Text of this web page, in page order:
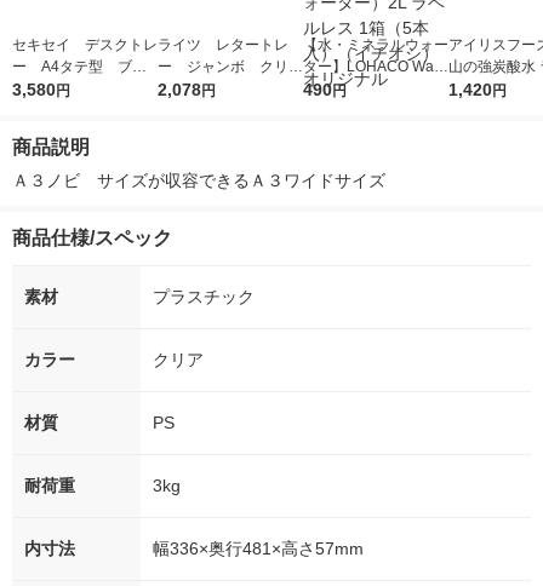
セキセイ デスクトレ
ー A4タテ型 ブル
ー SSS-1246-10 1
3,580円
ライツ レタートレ
ー ジャンボ クリ
ア A4タテ 5233-0
2,078円
【水・ミネラルウォー
ター】LOHACO Wate
r（ロハコウォータ
490円
アイリスフー
山の強炭酸水
レス 500ml 1
1,420円
商品説明
Ａ３ノビ　サイズが収容できるＡ３ワイドサイズ
商品仕様/スペック
素材 プラスチック
カラー クリア
材質 PS
耐荷重 3kg
内寸法 幅336×奥行481×高さ57mm